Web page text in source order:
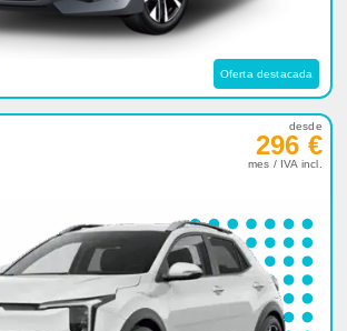
Oferta destacada
desde
296 €
mes / IVA incl.